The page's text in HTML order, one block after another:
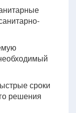
сроки
решения